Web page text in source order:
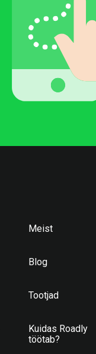
Meist
Blog
Tootjad
Kuidas Roadly
töötab?